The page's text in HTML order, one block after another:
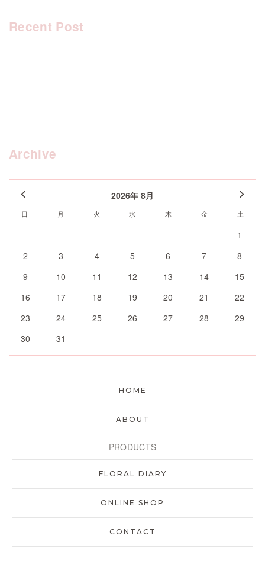
Recent Post
Archive
2026年 8月
日 月 火 水 木 金 土
1
2
3 4 5 6 7
8
9
10 11 12 13 14
15
16
17 18 19 20 21
22
23
24 25 26 27 28
29
30
31
HOME
ABOUT
PRODUCTS
FLORAL DIARY
ONLINE SHOP
CONTACT